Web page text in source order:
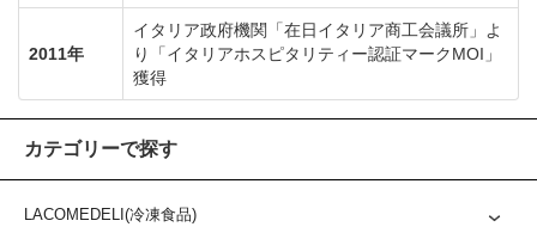
2011年
イタリア政府機関「在日イタリア商工会議所」よ
り「イタリアホスピタリティー認証マークMOI」
獲得
カテゴリーで探す
LACOMEDELI(冷凍食品)